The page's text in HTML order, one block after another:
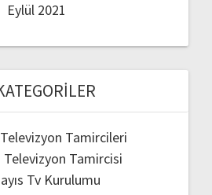
Eylül 2021
Televizyon Tamircileri
Televizyon Tamircisi
Tv Kurulumu